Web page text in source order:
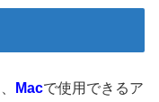
Macで使用できるア